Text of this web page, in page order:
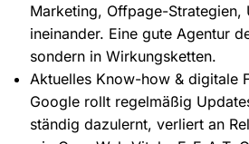
Marketing, Offpage-Strategien,
ineinander. Eine gute Agentur
sondern in Wirkungsketten.
Aktuelles Know-how & digitale
Google rollt regelmäßig
ständig dazulernt, verliert an